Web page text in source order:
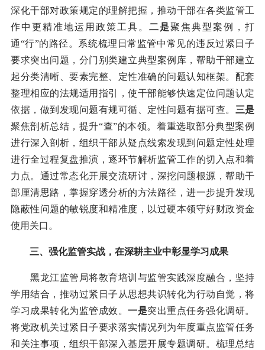
深化干部对政策规定的理解把握，推动干部在各类监管工
作中更精准地运用政策工具。 二是聚焦典型案例，打
通“行”的路径。系统梳理日常监管中常见的违反过紧日子
要求突出问题，分门别类建立典型案例库，帮助干部建立
起分类清晰、要素完整、定性准确的问题认知框架。配套
整理相应的法规适用指引，使干部能够快速定位问题认定
依据，做到发现问题有规可循、定性问题有据可查。 三是
聚焦剖析总结，提升“查”的本领。着重选取部分典型案例
进行深入剖析，组织干部从疑点线索发现到问题定性处理
进行全过程复盘推演，逐环节解析监管工作的切入点和着
力点。通过常态化开展交流研讨，深挖问题根源，帮助干
部厘清思路，掌握穿透分析的方法路径，进一步提升发现
隐蔽性问题的敏锐度和精准度，以过硬本领守好财政资金
使用关口。
三、强化监管实战，在深耕主业中彰显学习成果
黑龙江监管局将教育培训与监管实践深度融合，坚持
学用结合，推动过紧日子从思想共识转化为行动自觉，将
学习成果转化为监管成效。 一是突出重点任务强化调研。
将党政机关过紧日子要求落实情况列为年度重点监管任务
和关注事项，组织干部深入基层开展专题调研。梳理总结